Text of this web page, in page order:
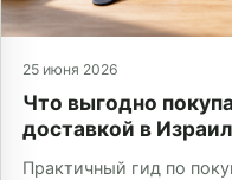
25 июня 2026
Что выгодно
доставкой в
Практичный гид по